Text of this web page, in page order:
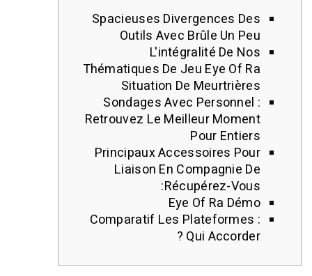
Spacieuses Divergences
Outils Avec Brûle Un
L'intégralité De
Thématiques De Jeu Eye Of
Situation De
Sondages Avec
Retrouvez Le Meilleur
Pour
Principaux Accessoires
Liaison En Compagnie
Récupérez-
Eye Of Ra
Comparatif Les
Qui